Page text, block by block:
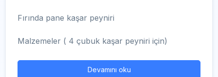
Fırında pane kaşar peyniri
Malzemeler ( 4 çubuk kaşar peyniri için)
Devamını oku